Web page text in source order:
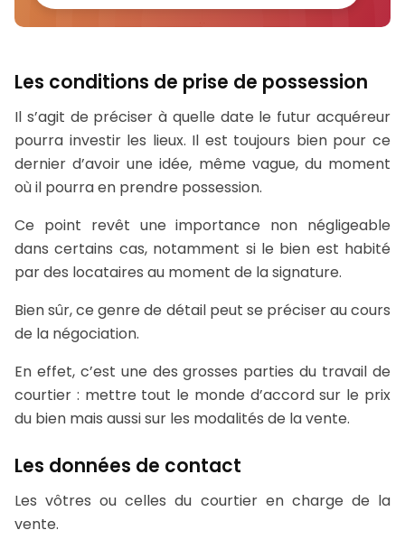
Les conditions de prise de possession
Il s’agit de préciser à quelle date le futur acquéreur
pourra investir les lieux. Il est toujours bien pour ce
dernier d’avoir une idée, même vague, du moment
où il pourra en prendre possession.
Ce point revêt une importance non négligeable
dans certains cas, notamment si le bien est habité
par des locataires au moment de la signature.
Bien sûr, ce genre de détail peut se préciser au cours
de la négociation.
En effet, c’est une des grosses parties du travail de
courtier : mettre tout le monde d’accord sur le prix
du bien mais aussi sur les modalités de la vente.
Les données de contact
Les vôtres ou celles du courtier en charge de la
vente.